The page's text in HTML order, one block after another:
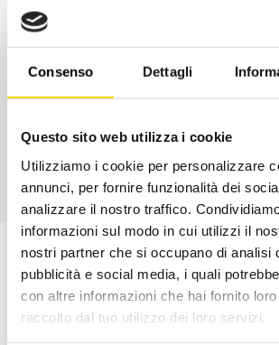
Consenso Dettagli
Questo sito web utilizza i cookie
Utilizziamo i cookie per personalizzare
annunci, per fornire funzionalità dei
analizzare il nostro traffico.
informazioni sul modo in cui utilizzi il
nostri partner che si occupano di analisi
pubblicità e social media, i quali
con altre informazioni che hai fornito
raccolto dal tuo utilizzo dei loro servizi.